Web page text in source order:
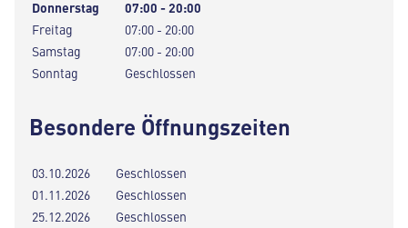
Donnerstag
07:00 - 20:00
Freitag
07:00 - 20:00
Samstag
07:00 - 20:00
Sonntag
Geschlossen
Besondere Öffnungszeiten
03.10.2026
Geschlossen
01.11.2026
Geschlossen
25.12.2026
Geschlossen